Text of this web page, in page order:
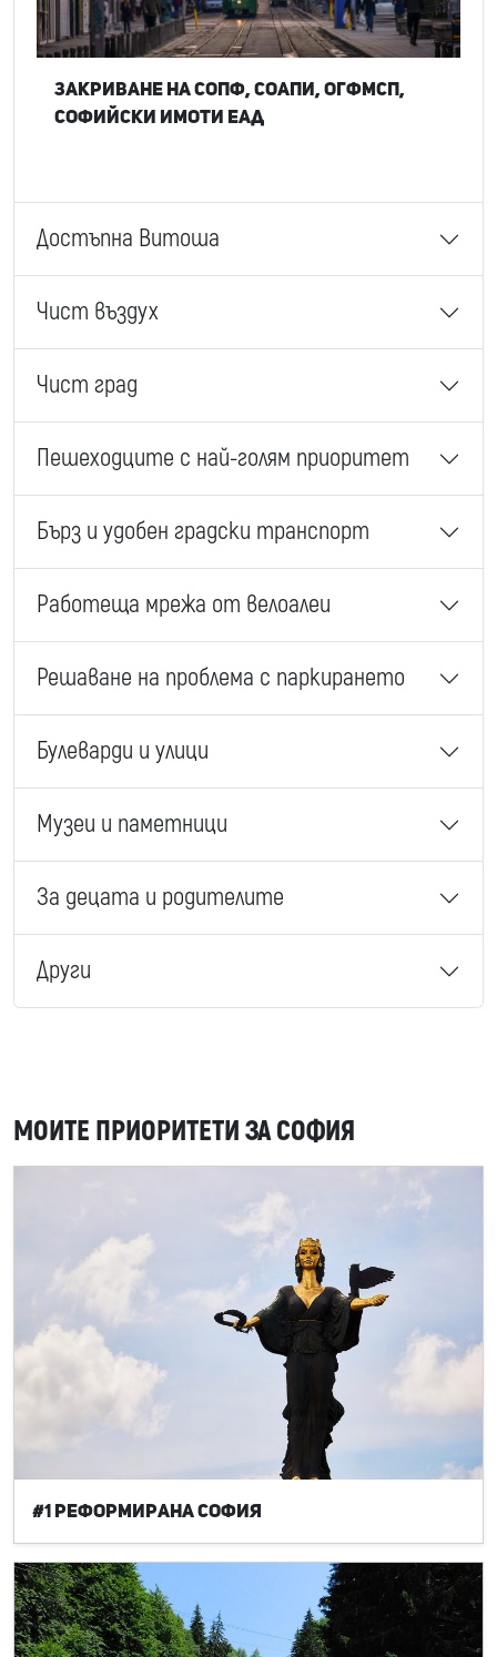
Закриване на СОПФ, СОАПИ, ОГФМСП,
Софийски имоти ЕАД
Достъпна Витоша
Чист въздух
Чист град
Пешеходците с най-голям приоритет
Бърз и удобен градски транспорт
Работеща мрежа от велоалеи
Решаване на проблема с паркирането
Булеварди и улици
Музеи и паметници
За децата и родителите
Други
МОИТЕ ПРИОРИТЕТИ ЗА СОФИЯ
#1 Реформирана София